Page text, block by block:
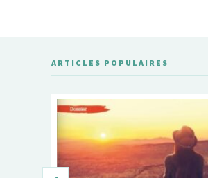
ARTICLES POPULAIRES